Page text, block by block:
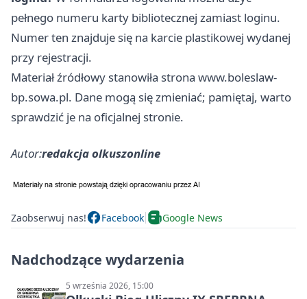
pełnego numeru karty bibliotecznej zamiast loginu.
Numer ten znajduje się na karcie plastikowej wydanej
przy rejestracji.
Materiał źródłowy stanowiła strona www.boleslaw-
bp.sowa.pl. Dane mogą się zmieniać; pamiętaj, warto
sprawdzić je na oficjalnej stronie.
Autor:redakcja olkuszonline
Zaobserwuj nas! Facebook Google News
Nadchodzące wydarzenia
5 września 2026, 15:00